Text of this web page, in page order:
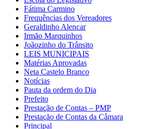
Fátima Carmino
Frequências dos Vereadores
Geraldinho Alencar
Irmão Marquinhos
Joãozinho do Trânsito
LEIS MUNICIPAIS
Matérias Aprovadas
Neta Castelo Branco
Notícias
Pauta da ordem do Dia
Prefeito
Prestação de Contas – PMP
Prestação de Contas da Câmara
Principal